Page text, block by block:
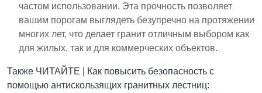
частом использовании. Эта прочность позволяет
вашим порогам выглядеть безупречно на протяжении
многих лет, что делает гранит отличным выбором как
для жилых, так и для коммерческих объектов.
Также ЧИТАЙТЕ |
Как повысить безопасность с
помощью антискользящих гранитных лестниц: